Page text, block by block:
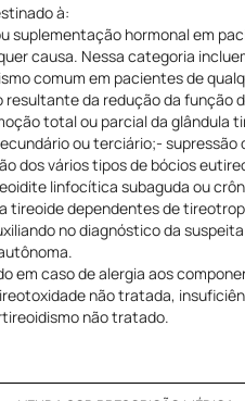
à:
suplementação hormonal em
causa. Nessa categoria
comum em pacientes de
resultante da redução da função
total ou parcial da glândula
ou terciário;- supressão
dos vários tipos de bócios
linfocítica subaguda ou
tireoide dependentes de
no diagnóstico da
em caso de alergia aos
não tratada,
não tratado.